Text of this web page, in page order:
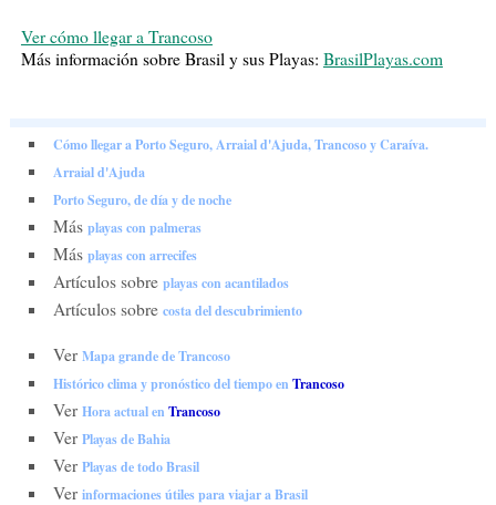
Ver cómo llegar a Trancoso
Más información sobre Brasil y sus Playas: BrasilPlayas.com
Cómo llegar a Porto Seguro, Arraial d'Ajuda, Trancoso y Caraíva.
Arraial d'Ajuda
Porto Seguro, de día y de noche
Más playas con palmeras
Más playas con arrecifes
Artículos sobre playas con acantilados
Artículos sobre costa del descubrimiento
Ver Mapa grande de Trancoso
Histórico clima y pronóstico del tiempo en Trancoso
Ver Hora actual en Trancoso
Ver Playas de Bahia
Ver Playas de todo Brasil
Ver informaciones útiles para viajar a Brasil